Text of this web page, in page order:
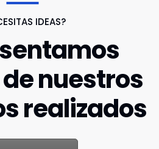
IDEAS?
nuestros
realizados